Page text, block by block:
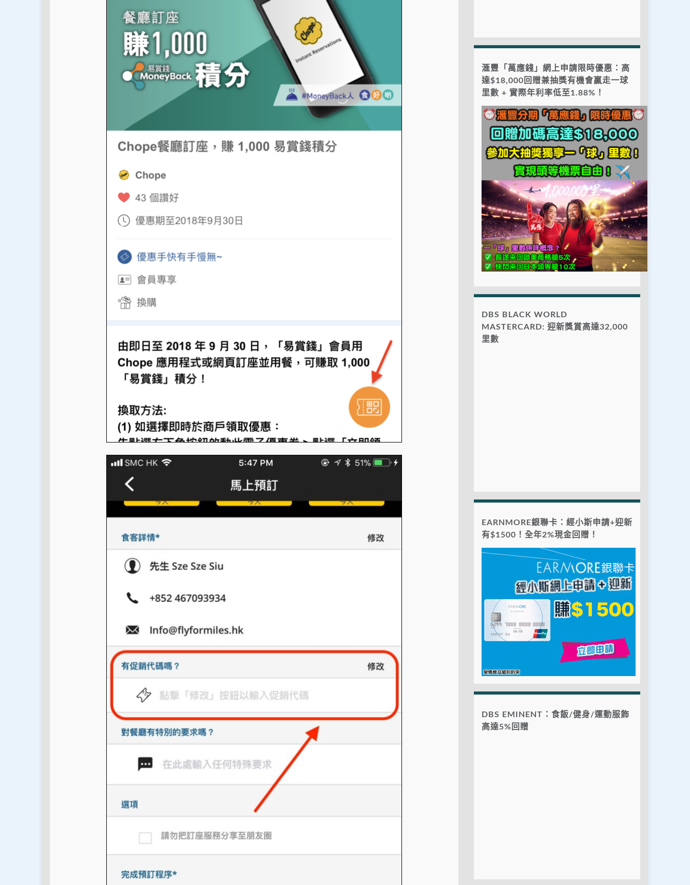
滙豐「萬應錢」網上申請限時優惠：高
達$18,000回贈兼抽獎有機會贏走一球
里數 + 實際年利率低至1.88%！
DBS BLACK WORLD
MASTERCARD: 迎新獎賞高達32,000
里數
EARNMORE銀聯卡：經小斯申請+迎新
有$1500！全年2%現金回贈！
DBS EMINENT：食飯/健身/運動服飾
高達5%回贈